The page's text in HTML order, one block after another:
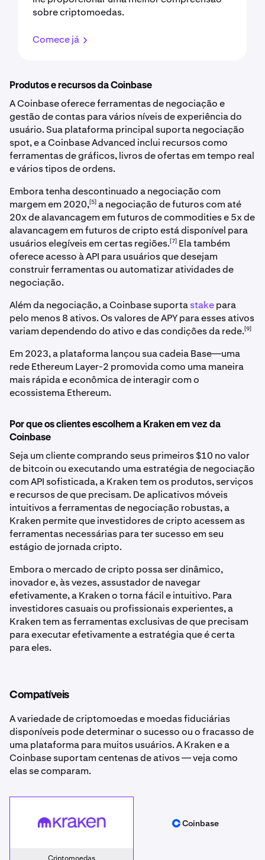
sobre criptomoedas.
Comece já
Produtos e recursos da Coinbase
A Coinbase oferece ferramentas de negociação e
gestão de contas para vários níveis de experiência do
usuário. Sua plataforma principal suporta negociação
spot, e a Coinbase Advanced inclui recursos como
ferramentas de gráficos, livros de ofertas em tempo real
e vários tipos de ordens.
Embora tenha descontinuado a negociação com
margem em 2020,[5] a negociação de futuros com até
20x de alavancagem em futuros de commodities e 5x de
alavancagem em futuros de cripto está disponível para
usuários elegíveis em certas regiões.[7] Ela também
oferece acesso à API para usuários que desejam
construir ferramentas ou automatizar atividades de
negociação.
Além da negociação, a Coinbase suportastakepara
pelo menos 8 ativos. Os valores de APY para esses ativos
variam dependendo do ativo e das condições da rede.[9]
Em 2023, a plataforma lançou sua cadeia Base—uma
rede Ethereum Layer-2 promovida como uma maneira
mais rápida e econômica de interagir com o
ecossistema Ethereum.
Por que os clientes escolhem a Kraken em vez da
Coinbase
Seja um cliente comprando seus primeiros $10 no valor
de bitcoin ou executando uma estratégia de negociação
com API sofisticada, a Kraken tem os produtos, serviços
e recursos de que precisam. De aplicativos móveis
intuitivos a ferramentas de negociação robustas, a
Kraken permite que investidores de cripto acessem as
ferramentas necessárias para ter sucesso em seu
estágio de jornada cripto.
Embora o mercado de cripto possa ser dinâmico,
inovador e, às vezes, assustador de navegar
efetivamente, a Kraken o torna fácil e intuitivo. Para
investidores casuais ou profissionais experientes, a
Kraken tem as ferramentas exclusivas de que precisam
para executar efetivamente a estratégia que é certa
para eles.
Compatíveis
A variedade de criptomoedas e moedas fiduciárias
disponíveis pode determinar o sucesso ou o fracasso de
uma plataforma para muitos usuários. A Kraken e a
Coinbase suportam centenas de ativos — veja como
elas se comparam.
Kraken Coinbase
Coinbase